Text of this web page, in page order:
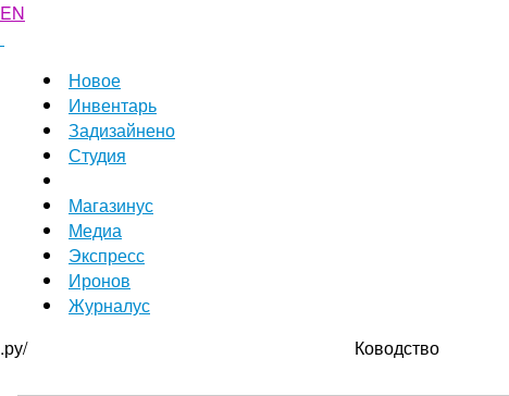
EN
Новое
Инвентарь
Задизайнено
Студия
Магазинус
Медиа
Экспресс
Иронов
Журналус
.ру/
Ководство